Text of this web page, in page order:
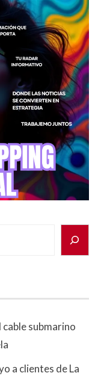
submarino
a clientes de La